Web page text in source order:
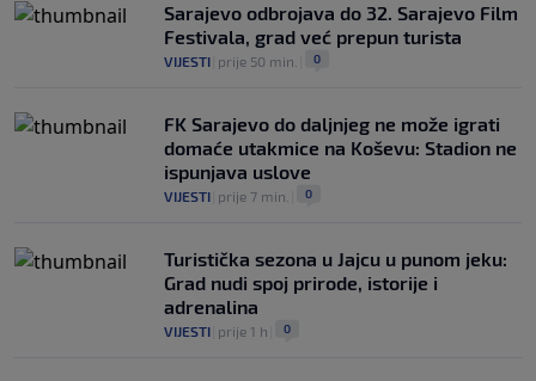
Sarajevo odbrojava do 32. Sarajevo Film
Festivala, grad već prepun turista
VIJESTI prije 50 min. 0
FK Sarajevo do daljnjeg ne može igrati
domaće utakmice na Koševu: Stadion ne
ispunjava uslove
VIJESTI prije 7 min. 0
Turistička sezona u Jajcu u punom jeku:
Grad nudi spoj prirode, istorije i
adrenalina
VIJESTI prije 1 h 0